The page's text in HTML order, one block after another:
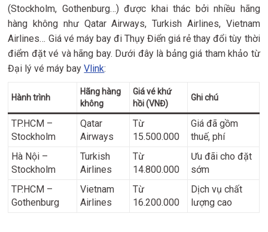
(Stockholm, Gothenburg…) được khai thác bởi nhiều hãng
hàng không như Qatar Airways, Turkish Airlines, Vietnam
Airlines… Giá vé máy bay đi Thụy Điển giá rẻ thay đổi tùy thời
điểm đặt vé và hãng bay. Dưới đây là bảng giá tham khảo từ
Đại lý vé máy bayVlink:
Hành trình
Hãng hàng
không
Giá vé khứ
hồi (VNĐ)
Ghi chú
TP.HCM –
Stockholm
Qatar
Airways
Từ
15.500.000
Giá đã gồm
thuế, phí
Hà Nội –
Stockholm
Turkish
Airlines
Từ
14.800.000
Ưu đãi cho đặt
sớm
TP.HCM –
Gothenburg
Vietnam
Airlines
Từ
16.200.000
Dịch vụ chất
lượng cao